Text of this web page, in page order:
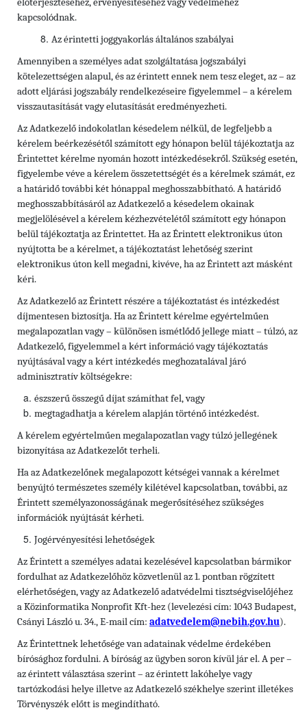
előterjesztéséhez, érvényesítéséhez vagy védelméhez
kapcsolódnak.
Az érintetti joggyakorlás általános szabályai
Amennyiben a személyes adat szolgáltatása jogszabályi
kötelezettségen alapul, és az érintett ennek nem tesz eleget, az – az
adott eljárási jogszabály rendelkezéseire figyelemmel – a kérelem
visszautasítását vagy elutasítását eredményezheti.
Az Adatkezelő indokolatlan késedelem nélkül, de legfeljebb a
kérelem beérkezésétől számított egy hónapon belül tájékoztatja az
Érintettet kérelme nyomán hozott intézkedésekről. Szükség esetén,
figyelembe véve a kérelem összetettségét és a kérelmek számát, ez
a határidő további két hónappal meghosszabbítható. A határidő
meghosszabbításáról az Adatkezelő a késedelem okainak
megjelölésével a kérelem kézhezvételétől számított egy hónapon
belül tájékoztatja az Érintettet. Ha az Érintett elektronikus úton
nyújtotta be a kérelmet, a tájékoztatást lehetőség szerint
elektronikus úton kell megadni, kivéve, ha az Érintett azt másként
kéri.
Az Adatkezelő az Érintett részére a tájékoztatást és intézkedést
díjmentesen biztosítja. Ha az Érintett kérelme egyértelműen
megalapozatlan vagy – különösen ismétlődő jellege miatt – túlzó, az
Adatkezelő, figyelemmel a kért információ vagy tájékoztatás
nyújtásával vagy a kért intézkedés meghozatalával járó
adminisztratív költségekre:
észszerű összegű díjat számíthat fel, vagy
megtagadhatja a kérelem alapján történő intézkedést.
A kérelem egyértelműen megalapozatlan vagy túlzó jellegének
bizonyítása az Adatkezelőt terheli.
Ha az Adatkezelőnek megalapozott kétségei vannak a kérelmet
benyújtó természetes személy kilétével kapcsolatban, további, az
Érintett személyazonosságának megerősítéséhez szükséges
információk nyújtását kérheti.
Jogérvényesítési lehetőségek
Az Érintett a személyes adatai kezelésével kapcsolatban bármikor
fordulhat az Adatkezelőhöz közvetlenül az 1. pontban rögzített
elérhetőségen, vagy az Adatkezelő adatvédelmi tisztségviselőjéhez
a Közinformatika Nonprofit Kft-hez (levelezési cím: 1043 Budapest,
Csányi László u. 34., E-mail cím: adatvedelem@nebih.gov.hu).
Az Érintettnek lehetősége van adatainak védelme érdekében
bírósághoz fordulni. A bíróság az ügyben soron kívül jár el. A per –
az érintett választása szerint – az érintett lakóhelye vagy
tartózkodási helye illetve az Adatkezelő székhelye szerint illetékes
Törvényszék előtt is megindítható.